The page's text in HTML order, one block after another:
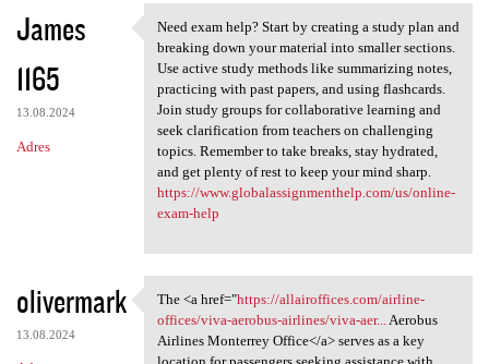
James
1165
13.08.2024
Adres
Need exam help? Start by
Need exam help? Start by creating a study plan and
breaking down your material into smaller sections.
Use active study methods like summarizing notes,
practicing with past papers, and using flashcards.
Join study groups for collaborative learning and
seek clarification from teachers on challenging
topics. Remember to take breaks, stay hydrated,
and get plenty of rest to keep your mind sharp.
https://www.globalassignmenthelp.com/us/online-
exam-help
olivermark
13.08.2024
The <a href="https:/
The <a href="https://allairoffices.com/airline-
offices/viva-aerobus-airlines/viva-aer...Aerobus
Airlines Monterrey Office</a> serves as a key